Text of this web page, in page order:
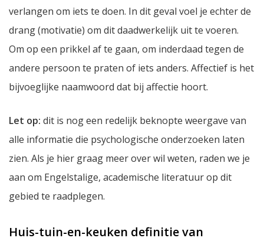
verlangen om iets te doen. In dit geval voel je echter de
drang (motivatie) om dit daadwerkelijk uit te voeren.
Om op een prikkel af te gaan, om inderdaad tegen de
andere persoon te praten of iets anders. Affectief is het
bijvoeglijke naamwoord dat bij affectie hoort.
Let op: dit is nog een redelijk beknopte weergave van
alle informatie die psychologische onderzoeken laten
zien. Als je hier graag meer over wil weten, raden we je
aan om Engelstalige, academische literatuur op dit
gebied te raadplegen.
Huis-tuin-en-keuken definitie van